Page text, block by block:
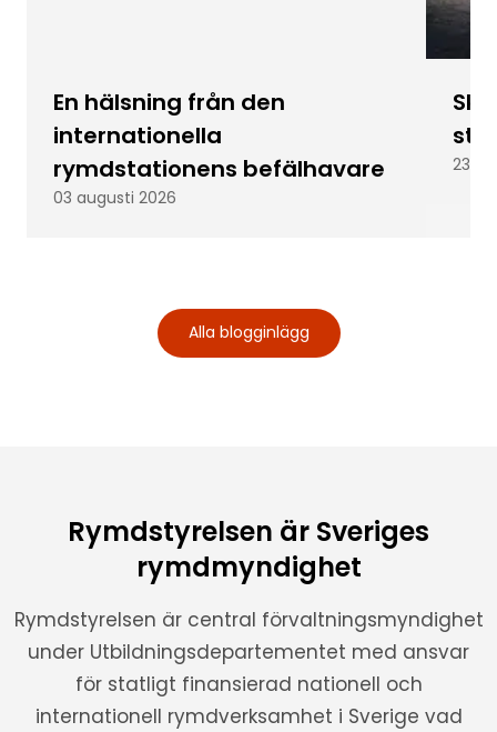
En hälsning från den
internationella
rymdstationens befälhavare
03 augusti 2026
23
Alla blogginlägg
Rymdstyrelsen är Sveriges
rymdmyndighet
Rymdstyrelsen är central förvaltningsmyndighet
under Utbildningsdepartementet med ansvar
för statligt finansierad nationell och
internationell rymdverksamhet i Sverige vad